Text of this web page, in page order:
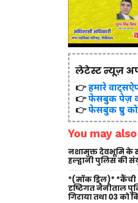
लेटेस्ट न्यूज़
👉हमारे
👉फेसबुक पेज़
👉फेसबुक ग्रुप
You may
नशामुक्त देवभूमि के
हल्द्वानी पुलिस की
*(मॉक ड्रिल)*
दृष्टिगत नैनीताल
गिराया तथा 03 को